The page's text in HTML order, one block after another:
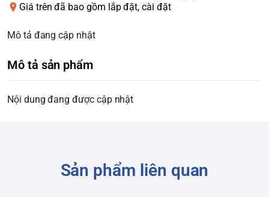
Giá trên đã bao gồm lắp đặt, cài đặt
Mô tả đang cập nhật
Mô tả sản phẩm
Nội dung đang được cập nhật
Sản phẩm liên quan